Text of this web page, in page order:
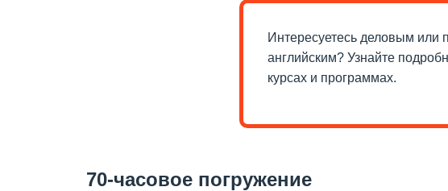
Интересуетесь деловым или
английским? Узнайте
курсах и программах.
70-часовое погружение